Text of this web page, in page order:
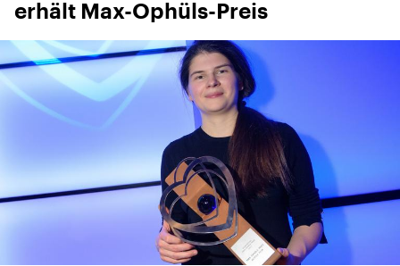
erhält Max-Ophüls-Preis